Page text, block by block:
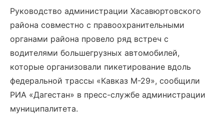
Руководство администрации Хасавюртовского
района совместно с правоохранительными
органами района провело ряд встреч с
водителями большегрузных автомобилей,
которые организовали пикетирование вдоль
федеральной трассы «Кавказ М-29», сообщили
РИА «Дагестан» в пресс-службе администрации
муниципалитета.